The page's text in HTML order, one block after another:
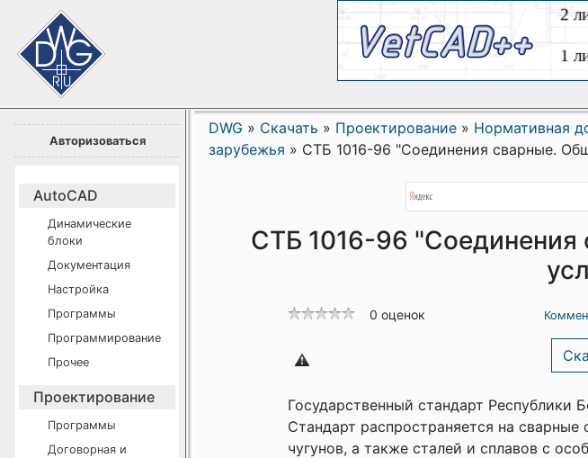
Авторизоваться
AutoCAD
Динамические
блоки
Документация
Настройка
Программы
Программирование
Прочее
Проектирование
Программы
Договорная и
DWG » Скачать » Проектирование » Нормативная
зарубежья » СТБ 1016-96 "Соединения сварные.
СТБ 1016-96 "Соединения
0 оценок
Государственный стандарт Республики
Стандарт распространяется на
чугунов, а также сталей и сплавов с